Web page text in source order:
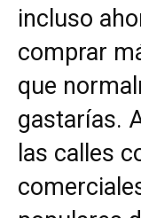
incluso
comprar
que
gastarías.
las calles